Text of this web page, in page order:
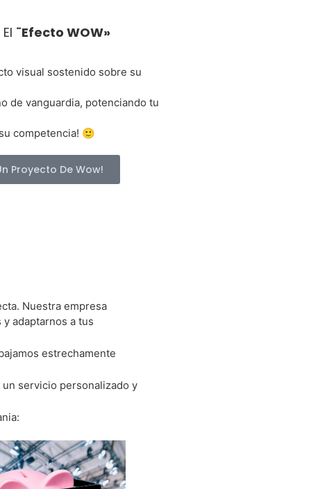
¨efecto WOW»
visual sostenido sobre su
de vanguardia, potenciando tu
competencia! 🙂
Proyecto De Wow!
Nuestra empresa
adaptarnos a tus
estrechamente
servicio personalizado y